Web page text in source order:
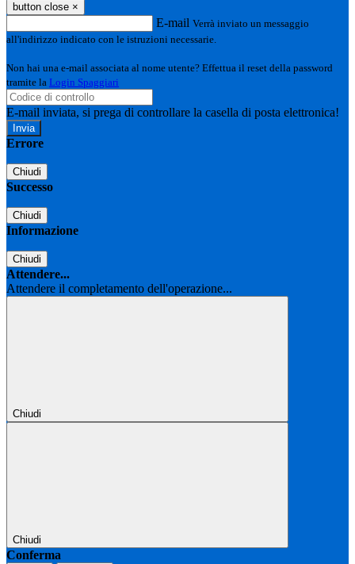
button close ×
E-mail Verrà inviato un messaggio
all'indirizzo indicato con le istruzioni necessarie.
Non hai una e-mail associata al nome utente? Effettua il reset della password
tramite la Login Spaggiari
E-mail inviata, si prega di controllare la casella di posta elettronica!
Errore
Chiudi
Successo
Chiudi
Informazione
Chiudi
Attendere...
Attendere il completamento dell'operazione...
Chiudi
Chiudi
Conferma